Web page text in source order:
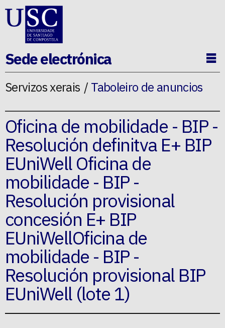
Ir ao contido da p�xina
Sede electrónica
Servizos xerais Taboleiro de anuncios
Oficina de mobilidade - BIP -
Resolución definitva E+ BIP
EUniWell Oficina de
mobilidade - BIP -
Resolución provisional
concesión E+ BIP
EUniWellOficina de
mobilidade - BIP -
Resolución provisional BIP
EUniWell (lote 1)